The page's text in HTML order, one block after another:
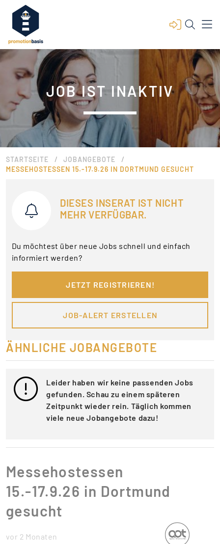
JOB IST INAKTIV
STARTSEITE / JOBANGEBOTE /
MESSEHOSTESSEN 15.-17.9.26 IN DORTMUND GESUCHT
DIESES INSERAT IST NICHT
MEHR VERFÜGBAR.
Du möchtest über neue Jobs schnell und einfach
informiert werden?
JETZT REGISTRIEREN!
JOB-ALERT ERSTELLEN
ÄHNLICHE JOBANGEBOTE
Leider haben wir keine passenden Jobs
gefunden. Schau zu einem späteren
Zeitpunkt wieder rein. Täglich kommen
viele neue Jobangebote dazu!
Messehostessen
15.-17.9.26 in Dortmund
gesucht
vor 2 Monaten